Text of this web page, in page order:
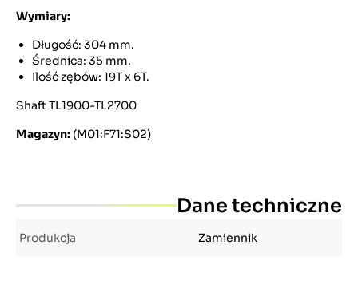
Wymiary:
Długość: 304 mm.
Średnica: 35 mm.
Ilość zębów: 19T x 6T.
Shaft TL1900-TL2700
Magazyn: (M01:F71:S02)
Dane techniczne
Produkcja Zamiennik